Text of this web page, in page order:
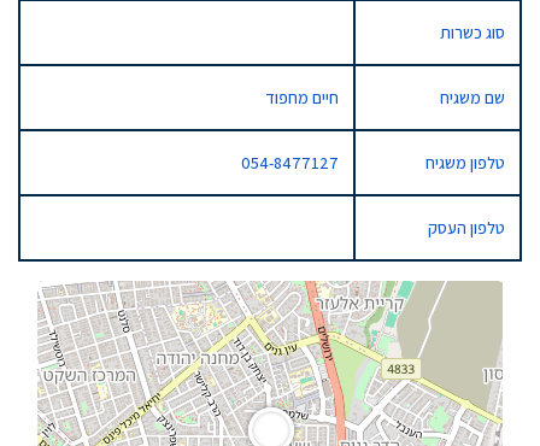
סוג כשרות
שם משגיח חיים מחפוד
טלפון משגיח 054-8477127
טלפון העסק